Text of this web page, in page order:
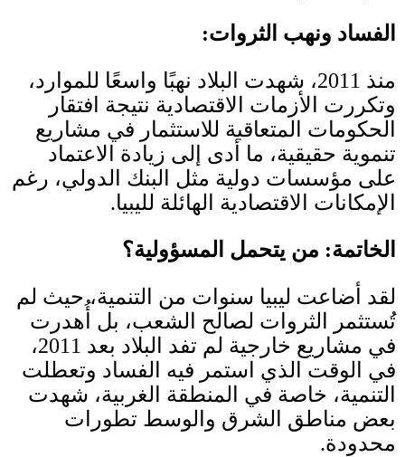
الفساد ونهب الثروات:
منذ 2011، شهدت البلاد نهبًا واسعًا للموارد،
وتكررت الأزمات الاقتصادية نتيجة افتقار
الحكومات المتعاقبة للاستثمار في مشاريع
تنموية حقيقية، ما أدى إلى زيادة الاعتماد
على مؤسسات دولية مثل البنك الدولي، رغم
الإمكانات الاقتصادية الهائلة لليبيا.
الخاتمة: من يتحمل المسؤولية؟
لقد أضاعت ليبيا سنوات من التنمية، حيث لم
تُستثمر الثروات لصالح الشعب، بل أُهدرت
في مشاريع خارجية لم تفد البلاد بعد 2011،
في الوقت الذي استمر فيه الفساد وتعطلت
التنمية، خاصة في المنطقة الغربية، شهدت
بعض مناطق الشرق والوسط تطورات
محدودة.